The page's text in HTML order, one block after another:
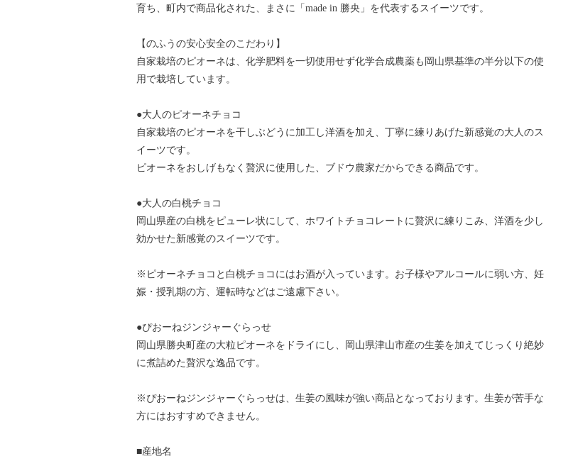
育ち、町内で商品化された、まさに「made in 勝央」を代表するスイーツです。
【のふうの安心安全のこだわり】
自家栽培のピオーネは、化学肥料を一切使用せず化学合成農薬も岡山県基準の半分以下の使
用で栽培しています。
●大人のピオーネチョコ
自家栽培のピオーネを干しぶどうに加工し洋酒を加え、丁寧に練りあげた新感覚の大人のス
イーツです。
ピオーネをおしげもなく贅沢に使用した、ブドウ農家だからできる商品です。
●大人の白桃チョコ
岡山県産の白桃をピューレ状にして、ホワイトチョコレートに贅沢に練りこみ、洋酒を少し
効かせた新感覚のスイーツです。
※ピオーネチョコと白桃チョコにはお酒が入っています。お子様やアルコールに弱い方、妊
娠・授乳期の方、運転時などはご遠慮下さい。
●ぴおーねジンジャーぐらっせ
岡山県勝央町産の大粒ピオーネをドライにし、岡山県津山市産の生姜を加えてじっくり絶妙
に煮詰めた贅沢な逸品です。
※ぴおーねジンジャーぐらっせは、生姜の風味が強い商品となっております。生姜が苦手な
方にはおすすめできません。
■産地名